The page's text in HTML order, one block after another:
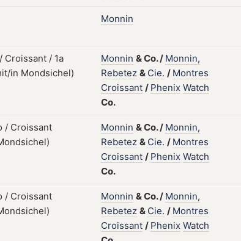
Monnin
Monnin &Co./ Monnin,
Rebetez & Cie. / Montres
Croissant / Phenix Watch
Co.
Monnin &Co./ Monnin,
Rebetez & Cie. / Montres
Croissant / Phenix Watch
Co.
Monnin &Co./ Monnin,
Rebetez & Cie. / Montres
Croissant / Phenix Watch